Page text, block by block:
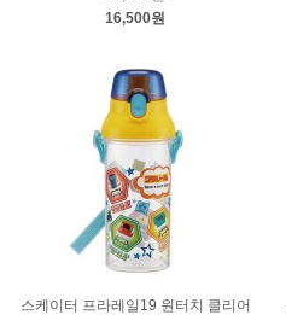
16,500원
스케이터 프라레일19 원터치 클리어